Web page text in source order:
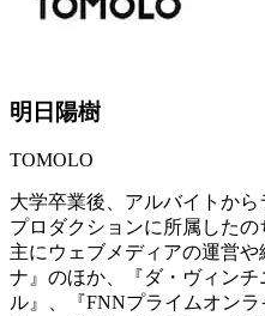
明日陽樹
TOMOLO
大学卒業後、アルバイトか
プロダクションに所属したの
主にウェブメディアの運営
ナ』のほか、『ダ・ヴィン
ル』、『FNNプライムオン